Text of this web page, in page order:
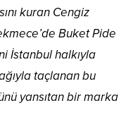
kuran Cengiz
Buket Pide
İstanbul halkıyla
taçlanan bu
yansıtan bir marka